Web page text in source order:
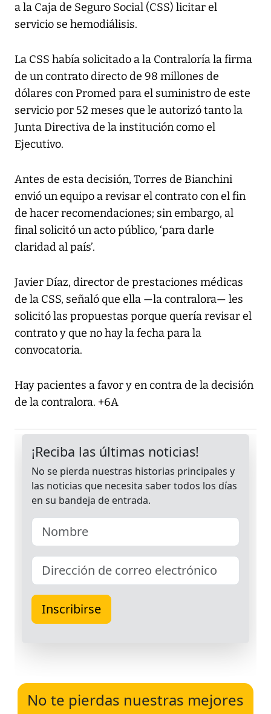
a la Caja de Seguro Social (CSS) licitar el
servicio se hemodiálisis.
La CSS había solicitado a la Contraloría la firma
de un contrato directo de 98 millones de
dólares con Promed para el suministro de este
servicio por 52 meses que le autorizó tanto la
Junta Directiva de la institución como el
Ejecutivo.
Antes de esta decisión, Torres de Bianchini
envió un equipo a revisar el contrato con el fin
de hacer recomendaciones; sin embargo, al
final solicitó un acto público, ‘para darle
claridad al país’.
Javier Díaz, director de prestaciones médicas
de la CSS, señaló que ella —la contralora— les
solicitó las propuestas porque quería revisar el
contrato y que no hay la fecha para la
convocatoria.
Hay pacientes a favor y en contra de la decisión
de la contralora. +6A
No te pierdas nuestras mejores